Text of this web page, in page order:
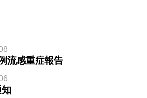
流感重症報告